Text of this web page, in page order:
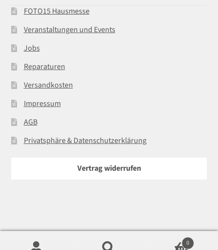
FOTO15 Hausmesse
Veranstaltungen und Events
Jobs
Reparaturen
Versandkosten
Impressum
AGB
Privatsphäre & Datenschutzerklärung
Vertrag widerrufen
0